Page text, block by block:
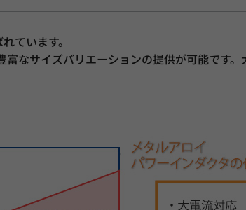
ています。
なサイズバリエーションの提供が可能です